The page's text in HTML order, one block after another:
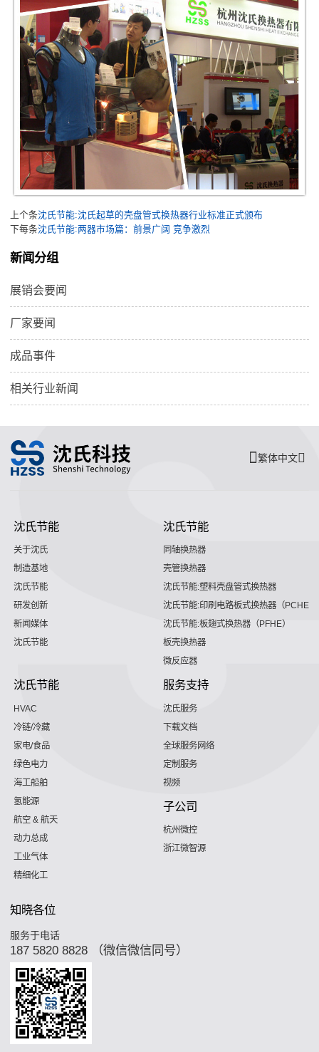
上个条沈氏节能:沈氏起草的壳盘管式换热器行业标准正式颁布
下每条沈氏节能:两器市场篇：前景广阔 竞争激烈
新闻分组
展销会要闻
厂家要闻
成品事件
相关行业新闻
繁体中文
沈氏节能
关于沈氏
制造基地
沈氏节能
研发创新
新闻媒体
沈氏节能
沈氏节能
同轴换热器
壳管换热器
沈氏节能:塑料壳盘管式换热器
沈氏节能:印刷电路板式换热器（PCHE）
沈氏节能:板翅式换热器（PFHE）
板壳换热器
微反应器
沈氏节能
HVAC
冷链/冷藏
家电/食品
绿色电力
海工船舶
氢能源
航空 & 航天
动力总成
工业气体
精细化工
服务支持
沈氏服务
下载文档
全球服务网络
定制服务
视频
子公司
杭州微控
浙江微智源
知晓各位
服务于电话
187 5820 8828 （微信微信同号）